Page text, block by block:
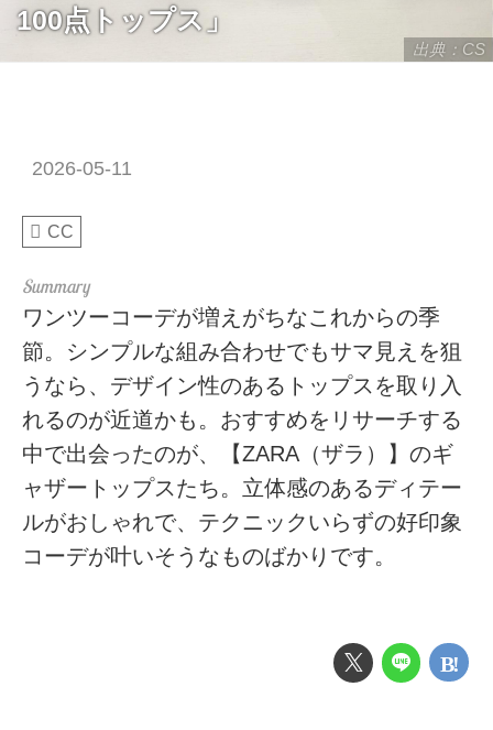
出典：CS
100点トップス」
2026-05-11
CC
ワンツーコーデが増えがちなこれからの季
節。シンプルな組み合わせでもサマ見えを狙
うなら、デザイン性のあるトップスを取り入
れるのが近道かも。おすすめをリサーチする
中で出会ったのが、【ZARA（ザラ）】のギ
ャザートップスたち。立体感のあるディテー
ルがおしゃれで、テクニックいらずの好印象
コーデが叶いそうなものばかりです。